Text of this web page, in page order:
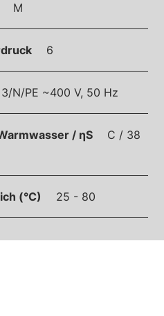
M
6
3/N/PE ~400 V, 50 Hz
/ ηS
C / 38
(°C) 25 - 80